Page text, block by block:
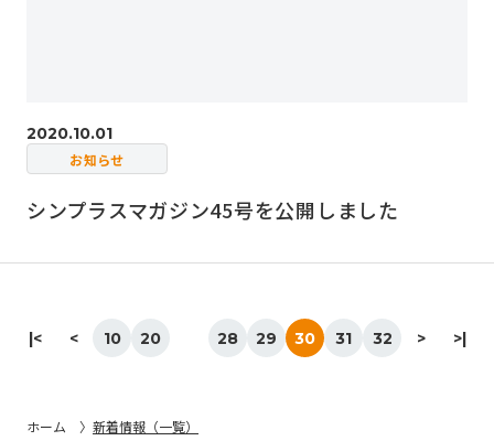
2020.10.01
お知らせ
シンプラスマガジン45号を公開しました
|< < 10 20 28 29 30 31 32 > >|
ホーム 新着情報（一覧）